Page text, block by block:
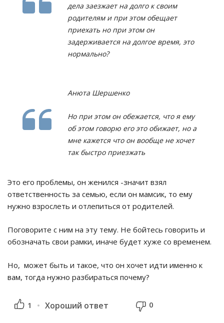
дела заезжает на долго к своим
родителям и при этом обещает
приехать но при этом он
задерживается на долгое время, это
нормально?
Анюта Шершенко
Но при этом он обежается, что я ему
об этом говорю его это обижает, но а
мне кажется что он вообще не хочет
так быстро приезжать
Это его проблемы, он женился -значит взял
ответственность за семью, если он мамсик, то ему
нужно взрослеть и отлепиться от родителей.
Поговорите с ним на эту тему. Не бойтесь говорить и
обозначать свои рамки, иначе будет хуже со временем.
Но, может быть и такое, что он хочет идти именно к
вам, тогда нужно разбираться почему?
1 Хороший ответ 0